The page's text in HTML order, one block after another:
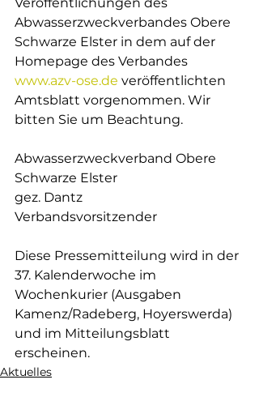
Abwasserzweckverbandes Obere
Schwarze Elster in dem auf der
Homepage des Verbandes
www.azv-ose.de veröffentlichten
Amtsblatt vorgenommen. Wir
bitten Sie um Beachtung.
Abwasserzweckverband Obere
Schwarze Elster
gez. Dantz
Verbandsvorsitzender
Diese Pressemitteilung wird in der
37. Kalenderwoche im
Wochenkurier (Ausgaben
Kamenz/Radeberg, Hoyerswerda)
und im Mitteilungsblatt
erscheinen.
Aktuelles